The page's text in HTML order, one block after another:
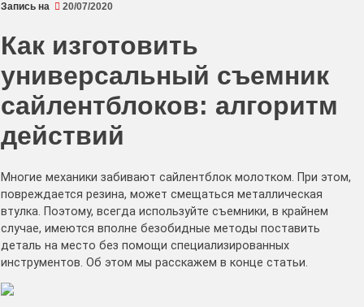
Запись на 20/07/2020
Как изготовить
универсальный съемник
сайлентблоков: алгоритм
действий
Многие механики забивают сайлентблок молотком. При этом,
повреждается резина, может смещаться металлическая
втулка. Поэтому, всегда используйте съемники, в крайнем
случае, имеются вполне безобидные методы поставить
деталь на место без помощи специализированных
инструментов. Об этом мы расскажем в конце статьи.